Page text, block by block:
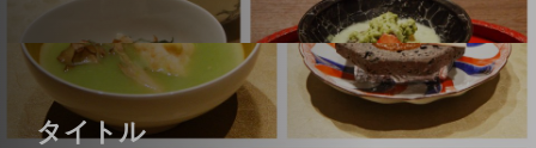
タイトル